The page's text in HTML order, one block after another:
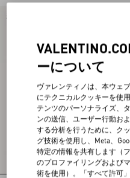
バッグ
ビューティー
V-ユニバース
ーについて
ヴァレンティノは、本ウェ
にテクニカルクッキーを使
テンツのパーソナライズ、
ンの送信、ユーザー行動お
する分析を行うために、ク
グ技術を使用し、Meta、
特定の情報を共有します（
のプロファイリングおよび
術を使用）。「すべて許可